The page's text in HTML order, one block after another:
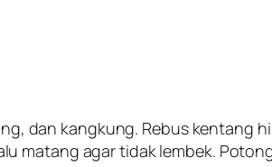
dan kangkung. Rebus kentang
matang agar tidak lembek.